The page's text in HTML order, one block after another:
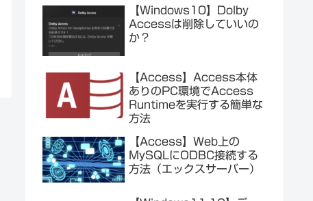
【Windows10】Dolby
Accessは削除していいの
か？
【Access】Access本体
ありのPC環境でAccess
Runtimeを実行する簡単な
方法
【Access】Web上の
MySQLにODBC接続する
方法（エックスサーバー）